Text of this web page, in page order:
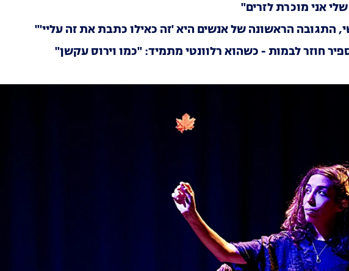
אני מוכרת לזרים"
הראשונה של אנשים היא 'זה כאילו כתבת את זה עליי'"
חוזר לבמות - כשהוא רלוונטי מתמיד: "כמו וירוס עקשן"